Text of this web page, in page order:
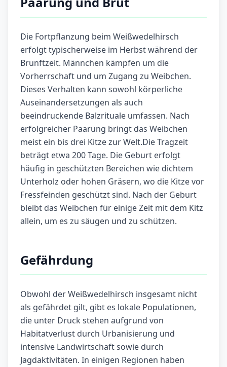
Die Fortpflanzung beim Weißwedelhirsch
erfolgt typischerweise im Herbst während der
Brunftzeit. Männchen kämpfen um die
Vorherrschaft und um Zugang zu Weibchen.
Dieses Verhalten kann sowohl körperliche
Auseinandersetzungen als auch
beeindruckende Balzrituale umfassen. Nach
erfolgreicher Paarung bringt das Weibchen
meist ein bis drei Kitze zur Welt.Die Tragzeit
beträgt etwa 200 Tage. Die Geburt erfolgt
häufig in geschützten Bereichen wie dichtem
Unterholz oder hohen Gräsern, wo die Kitze vor
Fressfeinden geschützt sind. Nach der Geburt
bleibt das Weibchen für einige Zeit mit dem Kitz
allein, um es zu säugen und zu schützen.
Gefährdung
Obwohl der Weißwedelhirsch insgesamt nicht
als gefährdet gilt, gibt es lokale Populationen,
die unter Druck stehen aufgrund von
Habitatverlust durch Urbanisierung und
intensive Landwirtschaft sowie durch
Jagdaktivitäten. In einigen Regionen haben